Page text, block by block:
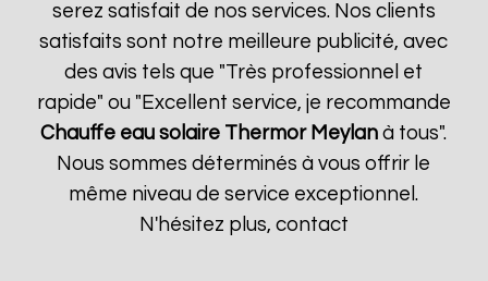
serez satisfait de nos services. Nos clients
satisfaits sont notre meilleure publicité, avec
des avis tels que "Très professionnel et
rapide" ou "Excellent service, je recommande
Chauffe eau solaire Thermor Meylan à tous".
Nous sommes déterminés à vous offrir le
même niveau de service exceptionnel.
N'hésitez plus, contact